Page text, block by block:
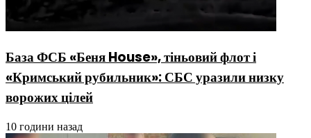
База ФСБ «Беня House», тіньовий флот і
«Кримський рубильник»: СБС уразили низку
ворожих цілей
10 години назад